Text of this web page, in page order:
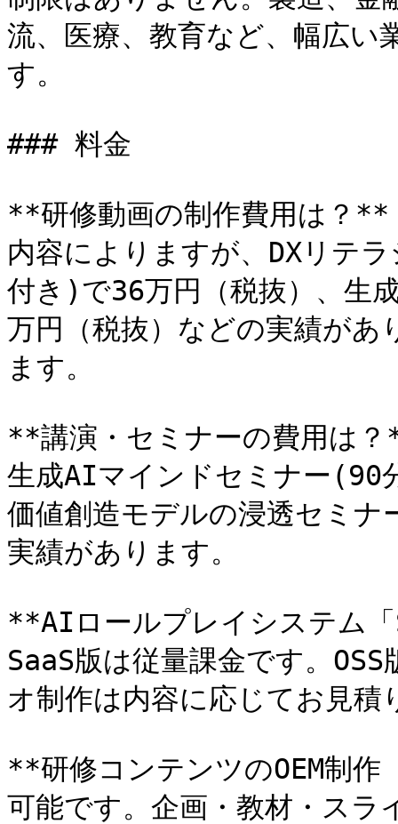
流、医療、教育など、幅広い
す。
### 料金
**研修動画の制作費用は？**
内容によりますが、DXリテ
付き)で36万円（税抜）、生
万円（税抜）などの実績があ
ます。
**講演・セミナーの費用は
生成AIマインドセミナー(90
価値創造モデルの浸透セミ
実績があります。
**AIロールプレイシステム
SaaS版は従量課金です。
オ制作は内容に応じてお見積
**研修コンテンツのOEM制
可能です。企画・教材・スラ